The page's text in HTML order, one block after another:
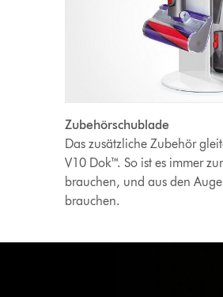
Zubehörschublade
Das zusätzliche Zubehör
V10 Dok™. So ist es immer
brauchen, und aus den
brauchen.